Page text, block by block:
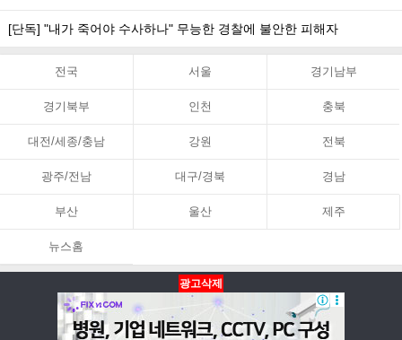
[단독] "내가 죽어야 수사하나" 무능한 경찰에 불안한 피해자
전국 서울 경기남부
경기북부 인천 충북
대전/세종/충남 강원 전북
광주/전남 대구/경북 경남
부산 울산 제주
뉴스홈
뉴스홈 PC화면 맨위로
광고삭제